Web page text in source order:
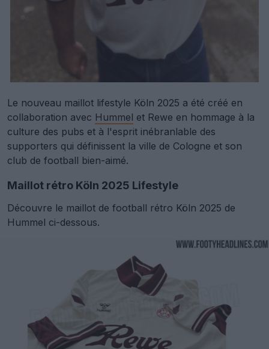
Le nouveau maillot lifestyle Köln 2025 a été créé en
collaboration avec Hummel et Rewe en hommage à la
culture des pubs et à l'esprit inébranlable des
supporters qui définissent la ville de Cologne et son
club de football bien-aimé.
Maillot rétro Köln 2025 Lifestyle
Découvre le maillot de football rétro Köln 2025 de
Hummel ci-dessous.